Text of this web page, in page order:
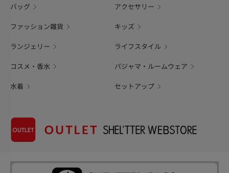
バッグ アクセサリー
ファッション雑貨 キッズ
ランジェリー ライフスタイル
コスメ・香水 パジャマ・ルームウェア
水着 セットアップ